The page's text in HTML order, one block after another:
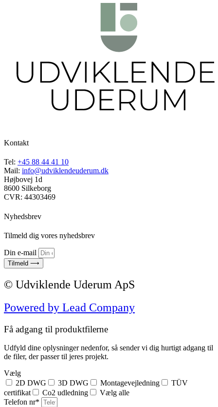
Kontakt
Tel: +45 88 44 41 10
Mail: info@udviklendeuderum.dk
Højbovej 1d
8600 Silkeborg
CVR: 44303469
Nyhedsbrev
Tilmeld dig vores nyhedsbrev
Din e-mail
Tilmeld ⟶
© Udviklende Uderum ApS
Powered by Lead Company
Få adgang til produktfilerne
Udfyld dine oplysninger nedenfor, så sender vi dig hurtigt adgang til
de filer, der passer til jeres projekt.
Vælg
2D DWG
3D DWG Montagevejledning
TÜV
certifikat
Co2 udledning
Vælg alle
Telefon nr*